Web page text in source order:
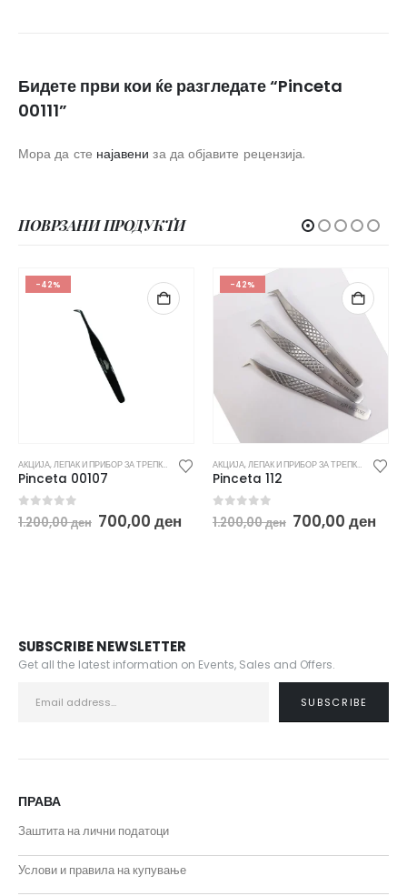
Бидете први кои ќе разгледате “Pinceta
00111”
Мора да сте најавени за да објавите рецензија.
ПОВРЗАНИ ПРОДУКТИ
-42%
АКЦИЈА,ЛЕПАК И ПРИБОР ЗА ТРЕПКИ ТРЕПКИ
Pinceta 00107
1.200,00ден Original
price
700,00 денCurrent
-42%
АКЦИЈА,ЛЕПАК И ПРИБОР ЗА ТРЕПКИ ТРЕПКИ
Pinceta 112
1.200,00ден Original
price
700,00 ден
SUBSCRIBE NEWSLETTER
Get all the latest information on Events, Sales and Offers.
ПРАВА
Заштита на лични податоци
Услови и правила на купување